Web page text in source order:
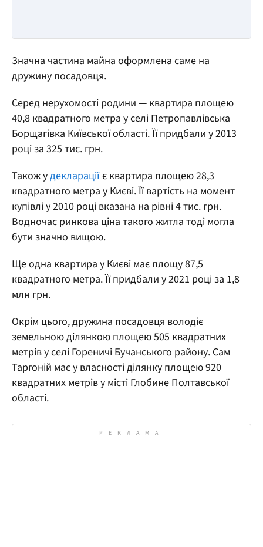
Значна частина майна оформлена саме на
дружину посадовця.
Серед нерухомості родини — квартира площею
40,8 квадратного метра у селі Петропавлівська
Борщагівка Київської області. Її придбали у 2013
році за 325 тис. грн.
Також удеклараціїє квартира площею 28,3
квадратного метра у Києві. Її вартість на момент
купівлі у 2010 році вказана на рівні 4 тис. грн.
Водночас ринкова ціна такого житла тоді могла
бути значно вищою.
Ще одна квартира у Києві має площу 87,5
квадратного метра. Її придбали у 2021 році за 1,8
млн грн.
Окрім цього, дружина посадовця володіє
земельною ділянкою площею 505 квадратних
метрів у селі Гореничі Бучанського району. Сам
Таргоній має у власності ділянку площею 920
квадратних метрів у місті Глобине Полтавської
області.